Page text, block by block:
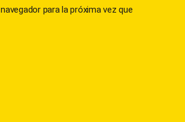
para la próxima vez que